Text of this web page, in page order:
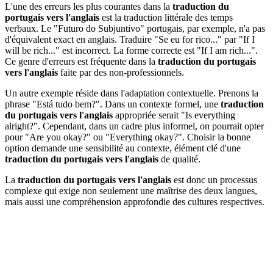
L'une des erreurs les plus courantes dans la traduction du
portugais vers l'anglais est la traduction littérale des temps
verbaux. Le "Futuro do Subjuntivo" portugais, par exemple, n'a pas
d'équivalent exact en anglais. Traduire "Se eu for rico..." par "If I
will be rich..." est incorrect. La forme correcte est "If I am rich...".
Ce genre d'erreurs est fréquente dans la traduction du portugais
vers l'anglais faite par des non-professionnels.
Un autre exemple réside dans l'adaptation contextuelle. Prenons la
phrase "Está tudo bem?". Dans un contexte formel, une traduction
du portugais vers l'anglais appropriée serait "Is everything
alright?". Cependant, dans un cadre plus informel, on pourrait opter
pour "Are you okay?" ou "Everything okay?". Choisir la bonne
option demande une sensibilité au contexte, élément clé d'une
traduction du portugais vers l'anglais de qualité.
La traduction du portugais vers l'anglais est donc un processus
complexe qui exige non seulement une maîtrise des deux langues,
mais aussi une compréhension approfondie des cultures respectives.